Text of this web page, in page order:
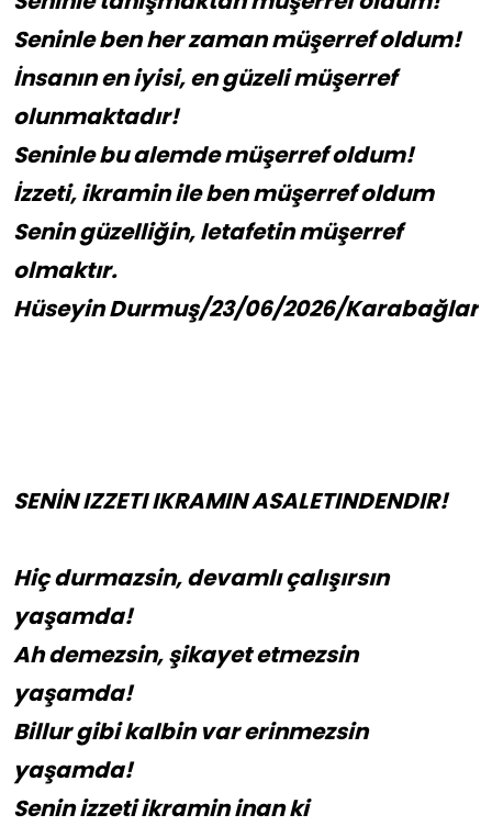
Seninle ben her zaman müşerref oldum!
İnsanın en iyisi, en güzeli müşerref
olunmaktadır!
Seninle bu alemde müşerref oldum!
İzzeti, ikramin ile ben müşerref oldum
Senin güzelliğin, letafetin müşerref
olmaktır.
Hüseyin Durmuş/23/06/2026/Karabağlar
SENİN IZZETI IKRAMIN ASALETINDENDIR!
Hiç durmazsin, devamlı çalışırsın
yaşamda!
Ah demezsin, şikayet etmezsin
yaşamda!
Billur gibi kalbin var erinmezsin
yaşamda!
Senin izzeti ikramin inan ki